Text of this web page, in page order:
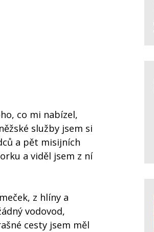
co mi nabízel,
služby jsem si
a pět misijních
a viděl jsem z ní
z hlíny a
vodovod,
cesty jsem měl